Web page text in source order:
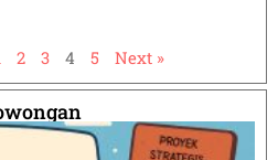
2 3 4 5 Next »